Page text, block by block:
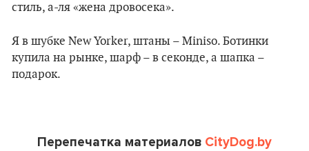
стиль, а-ля «жена дровосека».
Я в шубке New Yorker, штаны – Miniso. Ботинки
купила на рынке, шарф – в секонде, а шапка –
подарок.
Перепечатка материалов CityDog.by